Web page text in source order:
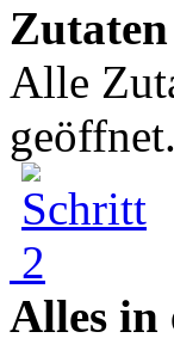
Zutaten
Alle
Alles in